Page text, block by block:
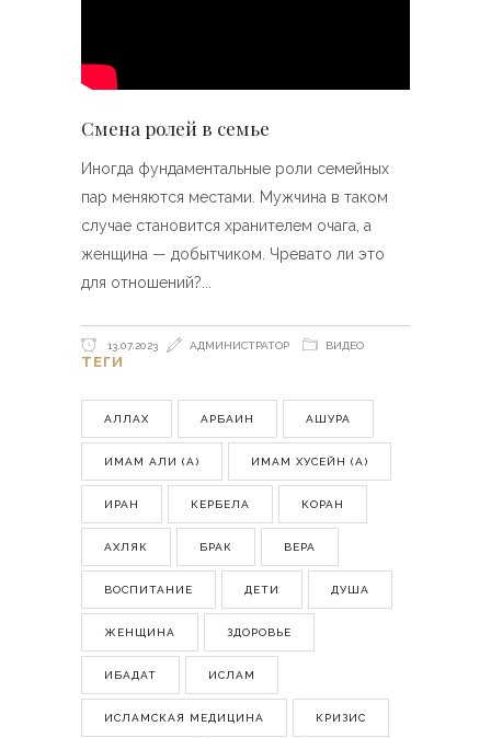
Смена ролей в семье
Иногда фундаментальные роли семейных
пар меняются местами. Мужчина в таком
случае становится хранителем очага, а
женщина — добытчиком. Чревато ли это
для отношений?
13.07.2023 АДМИНИСТРАТОР ВИДЕО
ТЕГИ
АЛЛАХ АРБАИН АШУРА
ИМАМ АЛИ (А) ИМАМ ХУСЕЙН (А)
ИРАН КЕРБЕЛА КОРАН
АХЛЯК БРАК ВЕРА
ВОСПИТАНИЕ ДЕТИ ДУША
ЖЕНЩИНА ЗДОРОВЬЕ
ИБАДАТ ИСЛАМ
ИСЛАМСКАЯ МЕДИЦИНА КРИЗИС